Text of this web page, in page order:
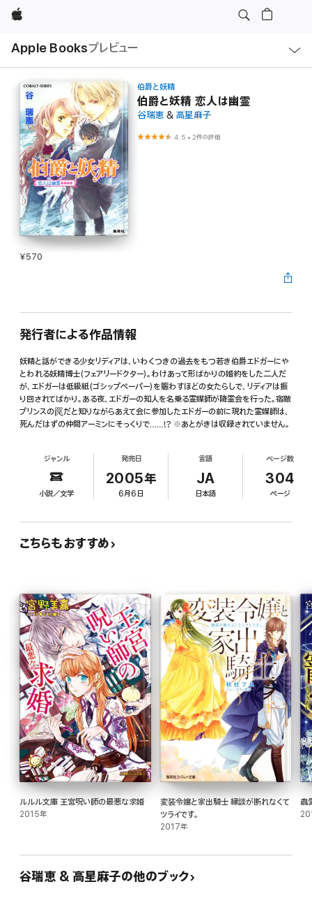
Apple
Apple Booksプレビュー
ル
伯爵と妖精
伯爵と妖精 恋人は幽霊
谷瑞恵 & 高星麻子
4.5 •2件の評価
¥570
発行者による作品情報
妖精と話ができる少女リディアは、いわくつきの過去をもつ若き伯爵エドガーにや
とわれる妖精博士(フェアリードクター)。わけあって形ばかりの婚約をした二人だ
が、エドガーは低級紙(ゴシップペーパー)を賑わすほどの女たらしで、リディアは振
り回されてばかり。ある夜、エドガーの知人を名乗る霊媒師が降霊会を行った。宿敵
プリンスの罠だと知りながらあえて会に参加したエドガーの前に現れた霊媒師は、
死んだはずの仲間アーミンにそっくりで……!? ※あとがきは収録されていません。
ジャンル
小説／文学
発売日
2005年
6月6日
言語
JA
日本語
ページ数
304
ページ
こちらもおすすめ
ルルル文庫 王宮呪い師の最悪な求婚
2015年
変装令嬢と家出騎士 縁談が断れなくて
ツライです。
2017年
蟲
谷瑞恵 & 高星麻子の他のブック